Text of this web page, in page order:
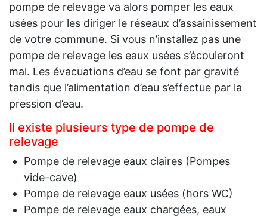
pompe de relevage va alors pomper les eaux
usées pour les diriger le réseaux d’assainissement
de votre commune. Si vous n’installez pas une
pompe de relevage les eaux usées s’écouleront
mal. Les évacuations d’eau se font par gravité
tandis que l’alimentation d’eau s’effectue par la
pression d’eau.
Il existe plusieurs type de pompe de
relevage
Pompe de relevage eaux claires (Pompes
vide-cave)
Pompe de relevage eaux usées (hors WC)
Pompe de relevage eaux chargées, eaux